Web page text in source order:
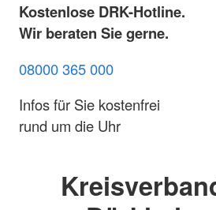
Kostenlose DRK-Hotline.
Wir beraten Sie gerne.
08000 365 000
Infos für Sie kostenfrei
rund um die Uhr